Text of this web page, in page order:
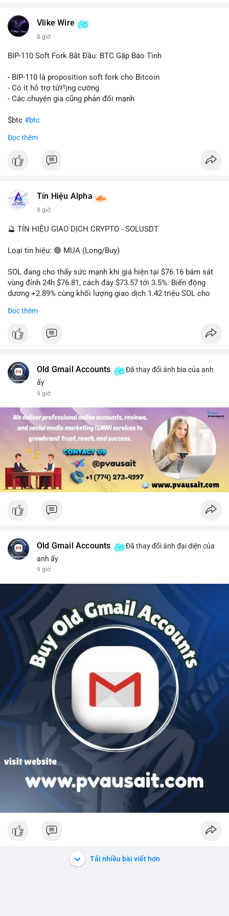
này có thể phản ánh ba kịch bản chính: thứ nhất, cá voi đang
chuẩn bị thanh khoản bằng cách chuyển lên sàn giao dịch, tạo
để nắm giữ dài hạn, thể hiện niềm tin vào xu hướng tăng; thứ
tán rủi ro. Với mức giá 65K, khối lượng này không quá lớn để
gây sốc thanh khoản tức thời, nhưng vẫn đủ sức tạo biến động
tâm lý ngắn hạn nếu hướng đến sàn tập trung.
Lời khuyên cho nhà đầu tư nhỏ lẻ:
hướng đi của dòng tiền. Tránh hành động theo cảm xúc, ưu
rõ ràng về đích đến của số BTC này.
#dongtienlon
Vlike Wire
8 giờ
BIP-110 Soft Fork Bắt Đầu: BTC Gặp Báo Tình
- BIP-110 là proposition soft fork cho Bitcoin
- Có ít hỗ trợ từ礿ng cường
- Các chuyên gia cũng phản đối mạnh
$btc #btc
#vlikevn
📰 Nguồn: CoinDesk
Đọc thêm
Tín Hiệu Alpha
8 giờ
🔮 TÍN HIỆU GIAO DỊCH CRYPTO - SOLUSDT
Loại tín hiệu: 🟢 MUA (Long/Buy)
SOL đang cho thấy sức mạnh khi giá hiện tại $76.16 bám sát
vùng đỉnh 24h $76.81, cách đáy $73.57 tới 3.5%. Biến động
dương +2.89% cùng khối lượng giao dịch 1.42 triệu SOL cho
hoàn toàn nhịp điều chỉnh.
Khuyến nghị giao dịch cụ thể:
- Mục tiêu chốt lời: TP1: 77.50, TP2: 78.80
- Cắt lỗ: 74.90 (dưới vùng hỗ trợ gần nhất)
chốt 50% vị thế tại TP1 và dời stop loss về điểm hòa vốn.
#solusdt #longsol #vung76 #breakoutsol #lenhmuasol
Đọc thêm
Old Gmail Accounts
Đã thay đổi ảnh bìa của anh
ấy
9 giờ
Old Gmail Accounts
Đã thay đổi ảnh đại diện của
anh ấy
9 giờ
Tải nhiều bài viết hơn